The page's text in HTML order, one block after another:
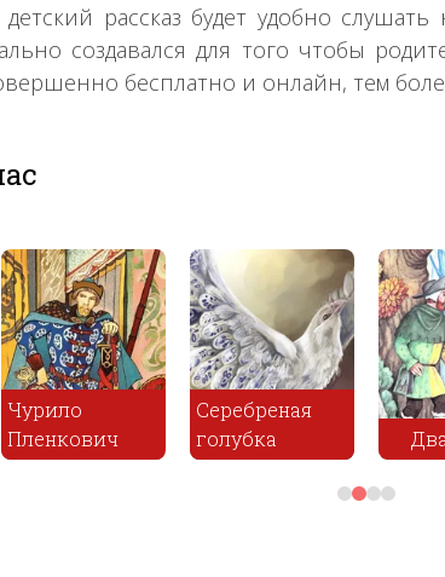
детский рассказ будет удобно
создавался для того чтобы
бесплатно и онлайн, тем
Два брата На